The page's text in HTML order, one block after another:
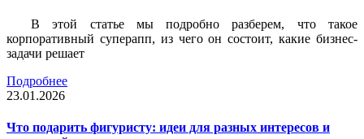
В этой статье мы подробно разберем, что такое
корпоративный суперапп, из чего он состоит, какие бизнес-
задачи решает
Подробнее
23.01.2026
Что подарить фигуристу: идеи для разных интересов и